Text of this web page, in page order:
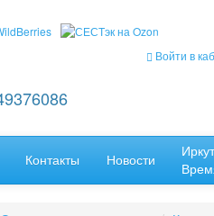
Войти в
Контакты Новости